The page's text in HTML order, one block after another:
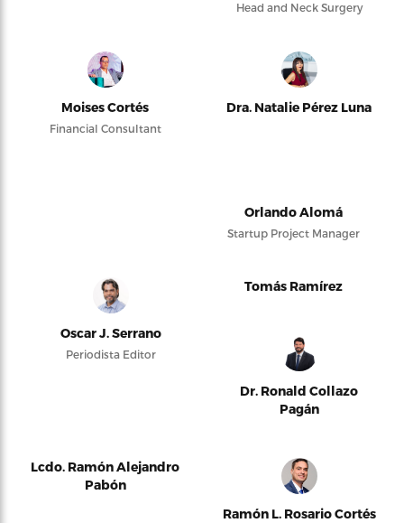
Head and Neck Surgery
Moises Cortés
Financial Consultant
Dra. Natalie Pérez Luna
Orlando Alomá
Startup Project Manager
Oscar J. Serrano
Periodista Editor
Tomás Ramírez
Dr. Ronald Collazo
Pagán
Lcdo. Ramón Alejandro
Pabón
Ramón L. Rosario Cortés